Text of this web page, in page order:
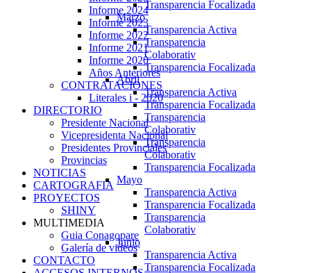
Transparencia Focalizada
Marzo
Transparencia Activa
Transparencia
Colaborativ
Transparencia Focalizada
Abril
Transparencia Activa
Transparencia Focalizada
Transparencia
Colaborativ
Transparencia
Colaborativ
Transparencia Focalizada
Mayo
Transparencia Activa
Transparencia Focalizada
Transparencia
Colaborativ
Junio
Transparencia Activa
Transparencia Focalizada
Informe 2024
Informe 2023
Informe 2022
Informe 2021
Informe 2020
Años Anteriores
CONTRATACIONES
Literales i - 2020
DIRECTORIO
Presidente Nacional
Vicepresidenta Nacional
Presidentes Provinciales
Provincias
NOTICIAS
CARTOGRAFIA
PROYECTOS
SHINY
MULTIMEDIA
Guia Conagopare
Galería de videos
CONTACTO